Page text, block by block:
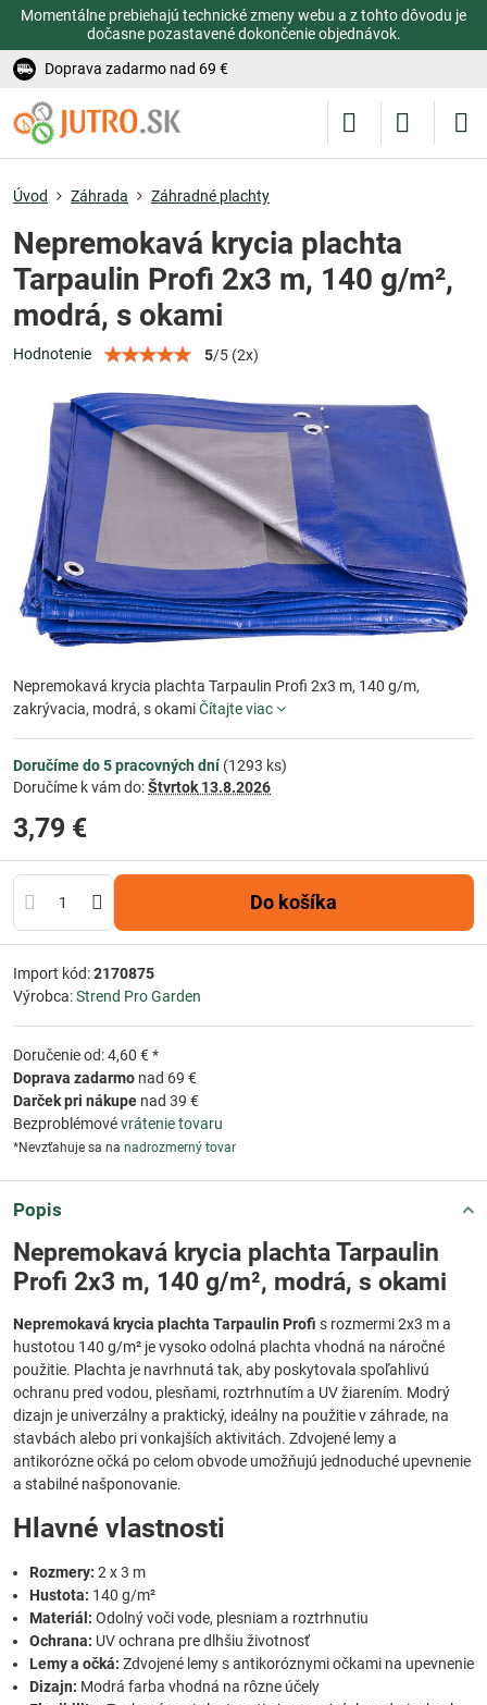
Momentálne prebiehajú technické zmeny webu a z tohto dôvodu je
dočasne pozastavené dokončenie objednávok.
Doprava zadarmo nad 69 €
Úvod Záhrada Záhradné plachty
Nepremokavá krycia plachta
Tarpaulin Profi 2x3 m, 140 g/m²,
modrá, s okami
Hodnotenie 5/5 (2x)
Nepremokavá krycia plachta Tarpaulin Profi 2x3 m, 140 g/m,
zakrývacia, modrá, s okamiČítajte viac
Doručíme do 5 pracovných dní(1293 ks)
Doručíme k vám do:Štvrtok13.8.2026
3,79 €
Do košíka
Import kód:2170875
Výrobca:Strend Pro Garden
Doručenie od: 4,60 € *
Doprava zadarmo nad 69 €
Darček pri nákupe nad 39 €
Bezproblémovévrátenie tovaru
*Nevzťahuje sa na nadrozmerný tovar
Popis
Nepremokavá krycia plachta Tarpaulin
Profi 2x3 m, 140 g/m², modrá, s okami
Nepremokavá krycia plachta Tarpaulin Profi s rozmermi 2x3 m a
hustotou 140 g/m² je vysoko odolná plachta vhodná na náročné
použitie. Plachta je navrhnutá tak, aby poskytovala spoľahlivú
ochranu pred vodou, plesňami, roztrhnutím a UV žiarením. Modrý
dizajn je univerzálny a praktický, ideálny na použitie v záhrade, na
stavbách alebo pri vonkajších aktivitách. Zdvojené lemy a
antikorózne očká po celom obvode umožňujú jednoduché upevnenie
a stabilné našponovanie.
Hlavné vlastnosti
Rozmery: 2 x 3 m
Hustota: 140 g/m²
Materiál: Odolný voči vode, plesniam a roztrhnutiu
Ochrana: UV ochrana pre dlhšiu životnosť
Lemy a očká: Zdvojené lemy s antikoróznymi očkami na upevnenie
Dizajn: Modrá farba vhodná na rôzne účely